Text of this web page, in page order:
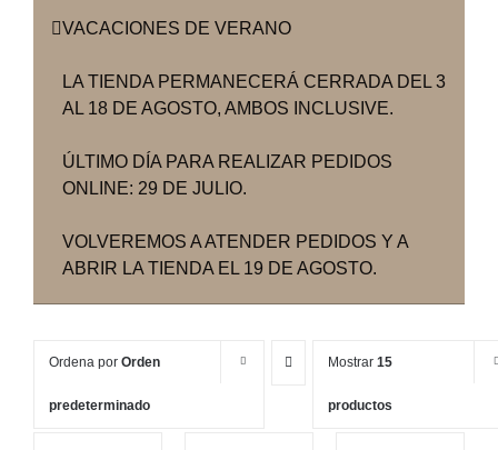
VACACIONES DE VERANO
LA TIENDA PERMANECERÁ CERRADA DEL 3
AL 18 DE AGOSTO, AMBOS INCLUSIVE.
ÚLTIMO DÍA PARA REALIZAR PEDIDOS
ONLINE: 29 DE JULIO.
VOLVEREMOS A ATENDER PEDIDOS Y A
ABRIR LA TIENDA EL 19 DE AGOSTO.
Ordena por Orden
predeterminado
Mostrar 15
productos